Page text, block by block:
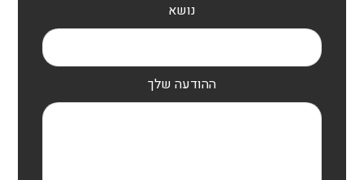
נושא
ההודעה שלך